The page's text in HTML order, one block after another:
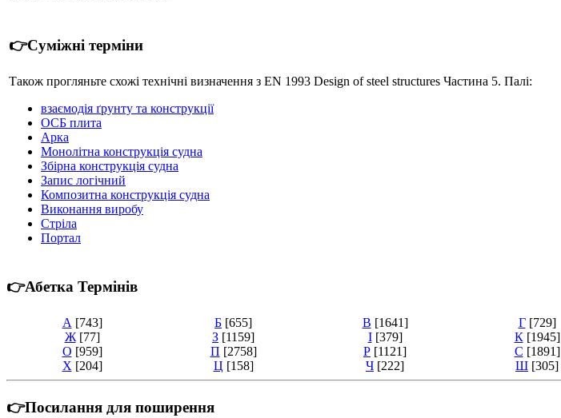
👉Суміжні терміни
Також прогляньте схожі технічні визначення з EN 1993 Design of steel structures Частина 5. Палі:
взаємодія ґрунту та конструкції
ОСБ плита
Арка
Монолітна конструкція судна
Збірна конструкція судна
Запис логічний
Композитна конструкція судна
Виконання виробу
Стріла
Портал
👉Абетка Термінів
А [743] Б [655] В [1641] Г [729]
Ж [77] З [1159] І [379] К [1945]
О [959] П [2758] Р [1121] С [1891]
Х [204] Ц [158] Ч [222] Ш [305]
👉Посилання для поширення